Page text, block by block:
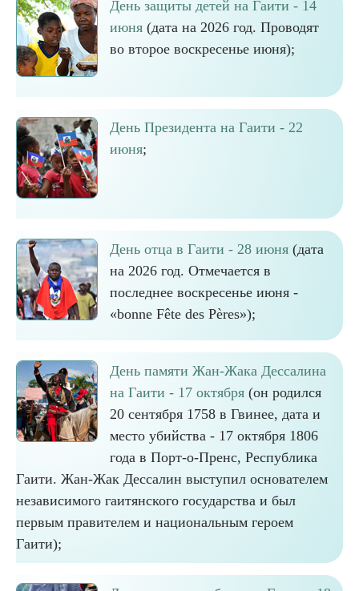
День защиты детей на Гаити - 14
июня (дата на 2026 год. Проводят
во второе воскресенье июня);
День Президента на Гаити - 22
июня;
День отца в Гаити - 28 июня (дата
на 2026 год. Отмечается в
последнее воскресенье июня -
«bonne Fête des Pères»);
День памяти Жан-Жака Дессалина
на Гаити - 17 октября (он родился
20 сентября 1758 в Гвинее, дата и
место убийства - 17 октября 1806
года в Порт-о-Пренс, Республика
Гаити. Жан-Жак Дессалин выступил основателем
независимого гаитянского государства и был
первым правителем и национальным героем
Гаити);